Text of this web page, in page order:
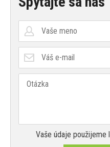
Vaše údaje použijeme